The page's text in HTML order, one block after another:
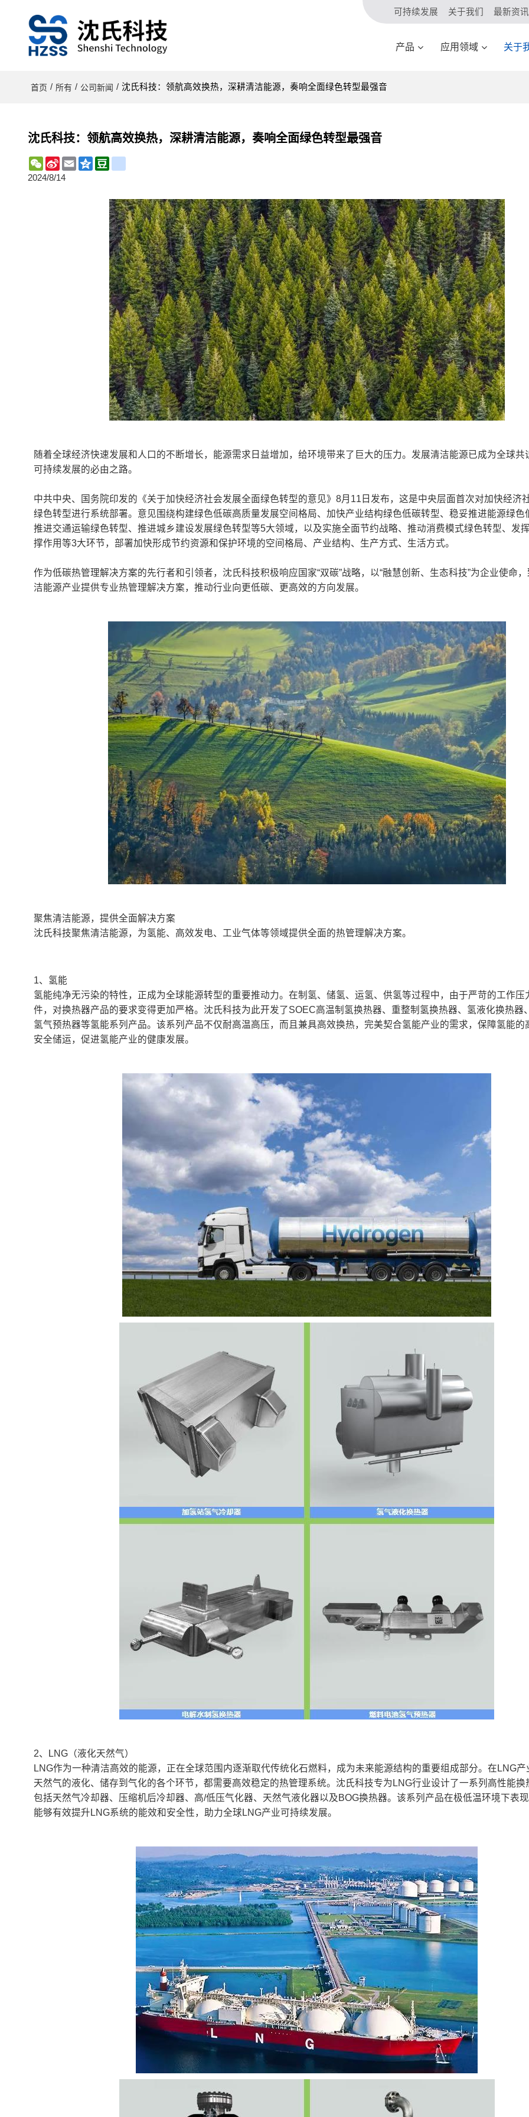
可持续发展 关于我们 最新资讯
产品 应用领域 关于
首页 / 所有 / 公司新闻 / 沈氏科技：领航高效换热，深耕清洁能源，奏响全面绿色转型最强音
沈氏科技：领航高效换热，深耕清洁能源，奏响全面绿色转型最强音
WeChat
Sina
Weibo
EmailQzoneDouban
2024/8/14
随着全球经济快速发展和人口的不断增长，能源需求日益增加，给环境带来了巨大的压力。发展清洁能源已成为全球共
可持续发展的必由之路。
中共中央、国务院印发的《关于加快经济社会发展全面绿色转型的意见》8月11日发布，这是中央层面首次对加快经济
绿色转型进行系统部署。意见围绕构建绿色低碳高质量发展空间格局、加快产业结构绿色低碳转型、稳妥推进能源绿色
推进交通运输绿色转型、推进城乡建设发展绿色转型等5大领域，以及实施全面节约战略、推动消费模式绿色转型、发
撑作用等3大环节，部署加快形成节约资源和保护环境的空间格局、产业结构、生产方式、生活方式。
作为低碳热管理解决方案的先行者和引领者，沈氏科技积极响应国家“双碳”战略，以“融慧创新、生态科技”为企业使命
洁能源产业提供专业热管理解决方案，推动行业向更低碳、更高效的方向发展。
聚焦清洁能源，提供全面解决方案
沈氏科技聚焦清洁能源，为氢能、高效发电、工业气体等领域提供全面的热管理解决方案。
1、氢能
氢能纯净无污染的特性，正成为全球能源转型的重要推动力。在制氢、储氢、运氢、供氢等过程中，由于严苛的工作压
件，对换热器产品的要求变得更加严格。沈氏科技为此开发了SOEC高温制氢换热器、重整制氢换热器、氢液化换热器
氢气预热器等氢能系列产品。该系列产品不仅耐高温高压，而且兼具高效换热，完美契合氢能产业的需求，保障氢能的
安全储运，促进氢能产业的健康发展。
2、LNG（液化天然气）
LNG作为一种清洁高效的能源，正在全球范围内逐渐取代传统化石燃料，成为未来能源结构的重要组成部分。在LNG产
天然气的液化、储存到气化的各个环节，都需要高效稳定的热管理系统。沈氏科技专为LNG行业设计了一系列高性能换
包括天然气冷却器、压缩机后冷却器、高/低压气化器、天然气液化器以及BOG换热器。该系列产品在极低温环境下表
能够有效提升LNG系统的能效和安全性，助力全球LNG产业可持续发展。